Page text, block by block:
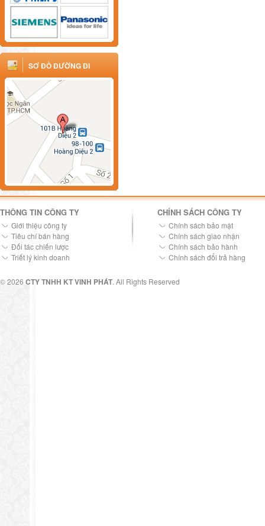
SƠ ĐỒ ĐƯỜNG ĐI
THÔNG TIN CÔNG TY
Giới thiệu công ty
Tiêu chí bán hàng
Đối tác chiến lược
Triết lý kinh doanh
CHÍNH SÁCH CÔNG TY
Chính sách bảo mật
Chính sách giao nhận
Chính sách bảo hành
Chính sách đổi trả hàng
© 2026 CTY TNHH KT VINH PHÁT. All Rights Reserved